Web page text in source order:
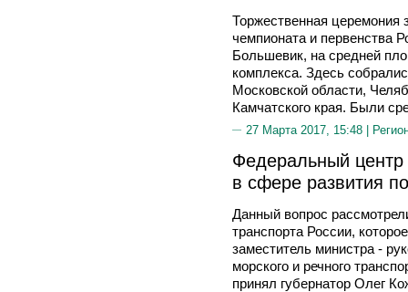
Торжественная церемония
чемпионата и первенства
Большевик, на средней
комплекса. Здесь
Московской области,
Камчатского края. Были
27 Марта 2017, 15:48 |
Федеральный центр
в сфере развития
Данный вопрос
транспорта России,
заместитель министра -
морского и речного
принял губернатор Олег